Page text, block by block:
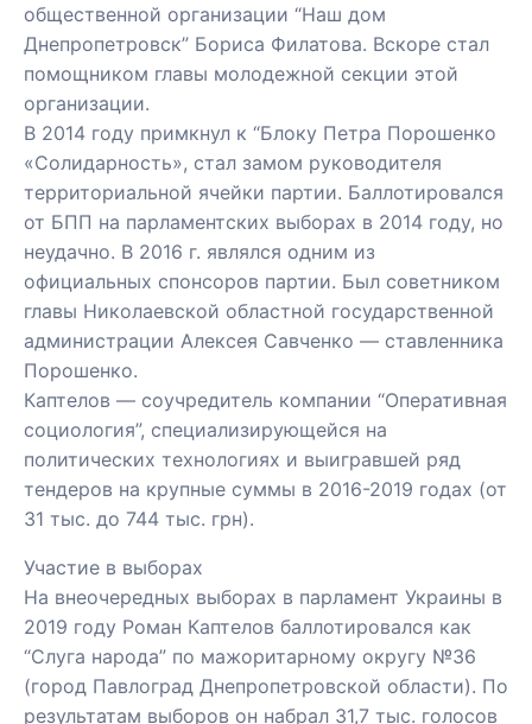
общественной организации “Наш дом
Днепропетровск” Бориса Филатова. Вскоре стал
помощником главы молодежной секции этой
организации.
В 2014 году примкнул к “Блоку Петра Порошенко
«Солидарность», стал замом руководителя
территориальной ячейки партии. Баллотировался
от БПП на парламентских выборах в 2014 году, но
неудачно. В 2016 г. являлся одним из
официальных спонсоров партии. Был советником
главы Николаевской областной государственной
администрации Алексея Савченко — ставленника
Порошенко.
Каптелов — соучредитель компании “Оперативная
социология”, специализирующейся на
политических технологиях и выигравшей ряд
тендеров на крупные суммы в 2016-2019 годах (от
31 тыс. до 744 тыс. грн).
Участие в выборах
На внеочередных выборах в парламент Украины в
2019 году Роман Каптелов баллотировался как
“Слуга народа” по мажоритарному округу №36
(город Павлоград Днепропетровской области). По
результатам выборов он набрал 31,7 тыс. голосов